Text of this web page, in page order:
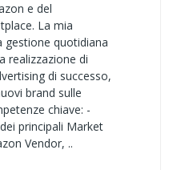
e del
La mia
gestione quotidiana
realizzazione di
di successo,
brand sulle
chiave: -
principali Market
Vendor, ..